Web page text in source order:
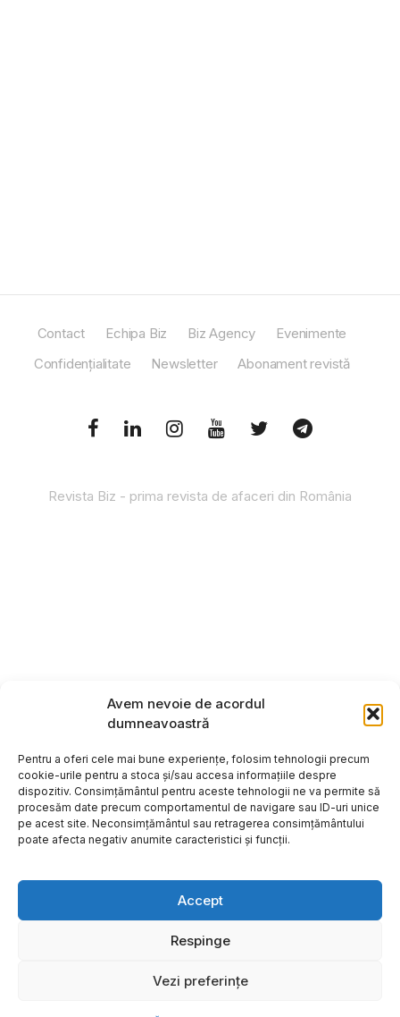
Avem nevoie de acordul
dumneavoastră
Pentru a oferi cele mai bune experiențe, folosim tehnologii precum
cookie-urile pentru a stoca și/sau accesa informațiile despre
dispozitiv. Consimțământul pentru aceste tehnologii ne va permite să
procesăm date precum comportamentul de navigare sau ID-uri unice
pe acest site. Neconsimțământul sau retragerea consimțământului
poate afecta negativ anumite caracteristici și funcții.
Accept
Respinge
Vezi preferințe
Contact Echipa Biz Biz Agency
Evenimente
Confidențialitate
Newsletter Abonament revistă
Revista Biz - prima revista de afaceri din România
Copyright ©2026